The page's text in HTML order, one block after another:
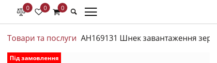
0 0 0
Товари та послуги AH169131 Шнек завантаження
Під замовлення